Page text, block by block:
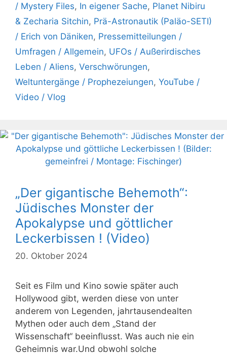
/ Mystery Files, In eigener Sache, Planet Nibiru
& Zecharia Sitchin, Prä-Astronautik (Paläo-SETI)
/ Erich von Däniken, Pressemitteilungen /
Umfragen / Allgemein, UFOs / Außerirdisches
Leben / Aliens, Verschwörungen,
Weltuntergänge / Prophezeiungen, YouTube /
Video / Vlog
„Der gigantische Behemoth“:
Jüdisches Monster der
Apokalypse und göttlicher
Leckerbissen ! (Video)
20. Oktober 2024
Seit es Film und Kino sowie später auch
Hollywood gibt, werden diese von unter
anderem von Legenden, jahrtausendealten
Mythen oder auch dem „Stand der
Wissenschaft“ beeinflusst. Was auch nie ein
Geheimnis war.Und obwohl solche